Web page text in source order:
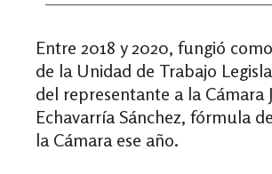
Entre 2018 y 2020, fungió como
de la Unidad de Trabajo
del representante a la Cámara
Echavarría Sánchez, fórmula
la Cámara ese año.